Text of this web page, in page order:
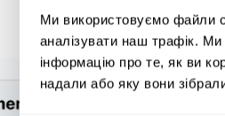
Ми використовуємо файли
аналізувати наш трафік.
інформацію про те, як ви
надали або яку вони